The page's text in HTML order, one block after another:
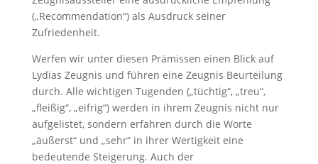
(„Recommendation“) als Ausdruck seiner
Zufriedenheit.
Werfen wir unter diesen Prämissen einen Blick auf
Lydias Zeugnis und führen eine Zeugnis Beurteilung
durch. Alle wichtigen Tugenden („tüchtig“, „treu“,
„fleißig“, „eifrig“) werden in ihrem Zeugnis nicht nur
aufgelistet, sondern erfahren durch die Worte
„äußerst“ und „sehr“ in ihrer Wertigkeit eine
bedeutende Steigerung. Auch der